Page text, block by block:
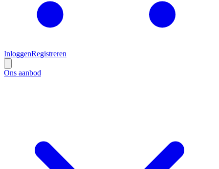
InloggenRegistreren
Ons aanbod